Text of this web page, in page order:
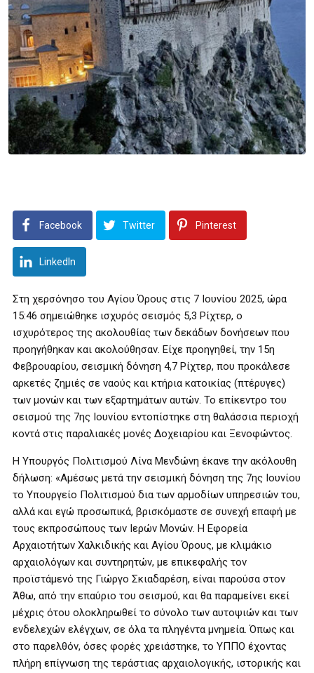
Facebook Twitter Pinterest
LinkedIn
Στη χερσόνησο του Αγίου Όρους στις 7 Ιουνίου 2025, ώρα
15:46 σημειώθηκε ισχυρός σεισμός 5,3 Ρίχτερ, ο
ισχυρότερος της ακολουθίας των δεκάδων δονήσεων που
προηγήθηκαν και ακολούθησαν. Είχε προηγηθεί, την 15η
Φεβρουαρίου, σεισμική δόνηση 4,7 Ρίχτερ, που προκάλεσε
αρκετές ζημιές σε ναούς και κτήρια κατοικίας (πτέρυγες)
των μονών και των εξαρτημάτων αυτών. Το επίκεντρο του
σεισμού της 7ης Ιουνίου εντοπίστηκε στη θαλάσσια περιοχή
κοντά στις παραλιακές μονές Δοχειαρίου και Ξενοφώντος.
Η Υπουργός Πολιτισμού Λίνα Μενδώνη έκανε την ακόλουθη
δήλωση: «Αμέσως μετά την σεισμική δόνηση της 7ης Ιουνίου
το Υπουργείο Πολιτισμού δια των αρμοδίων υπηρεσιών του,
αλλά και εγώ προσωπικά, βρισκόμαστε σε συνεχή επαφή με
τους εκπροσώπους των Ιερών Μονών. Η Εφορεία
Αρχαιοτήτων Χαλκιδικής και Αγίου Όρους, με κλιμάκιο
αρχαιολόγων και συντηρητών, με επικεφαλής τον
προϊστάμενό της Γιώργο Σκιαδαρέση, είναι παρούσα στον
Άθω, από την επαύριο του σεισμού, και θα παραμείνει εκεί
μέχρις ότου ολοκληρωθεί το σύνολο των αυτοψιών και των
ενδελεχών ελέγχων, σε όλα τα πληγέντα μνημεία. Όπως και
στο παρελθόν, όσες φορές χρειάστηκε, το ΥΠΠΟ έχοντας
πλήρη επίγνωση της τεράστιας αρχαιολογικής, ιστορικής και